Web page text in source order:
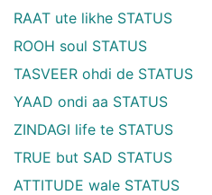
RAAT ute likhe STATUS
ROOH soul STATUS
TASVEER ohdi de STATUS
YAAD ondi aa STATUS
ZINDAGI life te STATUS
TRUE but SAD STATUS
ATTITUDE wale STATUS